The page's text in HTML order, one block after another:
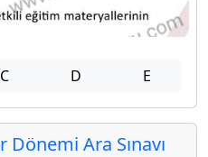
C D E
Ara Sınavı